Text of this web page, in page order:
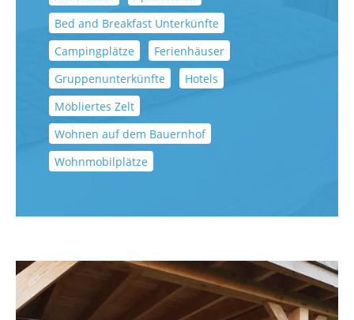
Bed and Breakfast Unterkünfte
Campingplätze
Ferienhäuser
Gruppenunterkünfte
Hotels
Möbliertes Zelt
Wohnen auf dem Bauernhof
Wohnmobilplätze